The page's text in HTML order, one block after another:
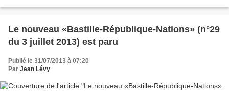
Le nouveau «Bastille-République-Nations» (n°29
du 3 juillet 2013) est paru
Publié le 31/07/2013 à 07:20
Par Jean Lévy